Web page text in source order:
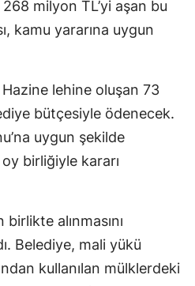
milyon TL’yi aşan bu
kamu yararına uygun
lehine oluşan 73
bütçesiyle ödenecek.
uygun şekilde
birliğiyle kararı
alınmasını
Belediye, mali yükü
kullanılan mülklerdeki